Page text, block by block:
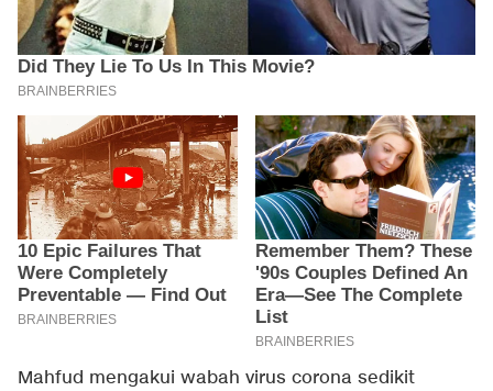
Mahfud mengakui wabah virus corona sedikit